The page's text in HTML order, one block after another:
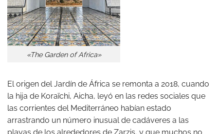
«The Garden of Africa»
El origen del Jardín de África se remonta a 2018, cuando
la hija de Koraïchi, Aicha, leyó en las redes sociales que
las corrientes del Mediterráneo habían estado
arrastrando un número inusual de cadáveres a las